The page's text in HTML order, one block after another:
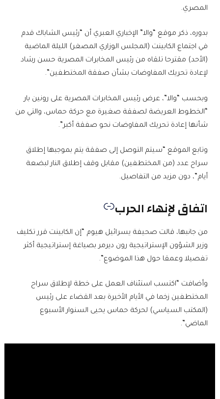
المصري.
بدوره، ذكر موقع “والا” الإخباري العبري أن “رئيس الشاباك قدم
في اجتماع الكابينت (المجلس الوزاري المصغر) الليلة الماضية
(الأحد) مقترحا تلقاه من رئيس المخابرات المصرية حسن رشاد
لإعادة تحريك المفاوضات بشأن صفقة المختطفين”.
وبحسب “والا”، عرض رئيس المخابرات المصرية على رونين بار
“الخطوط العريضة لصفقة صغيرة مع حركة حماس، والتي من
شأنها إعادة تحريك المفاوضات نحو صفقة أكبر”.
وتابع الموقع “سيتم التوصل إلى صفقة يتم بموجبها إطلاق
سراح عدد (من المختطفين) مقابل وقف إطلاق النار لبضعة
أيام”، دون مزيد من التفاصيل.
اتفاق لإنهاء الحرب
من جانبها، قالت صحيفة يسرائيل هيوم “إن الكابينت قرر تكليف
وزير الشؤون الإستراتيجية رون ديرمر بصياغة إستراتيجية أكثر
تفصيلا وعمقا حول هذا الموضوع”.
وأضافت “اكتسب استئناف العمل على خطة لإطلاق سراح
المختطفين زخما في الأيام الأخيرة بعد القضاء على رئيس
(المكتب السياسي) لحركة حماس يحيى السنوار الأسبوع
الماضي”.